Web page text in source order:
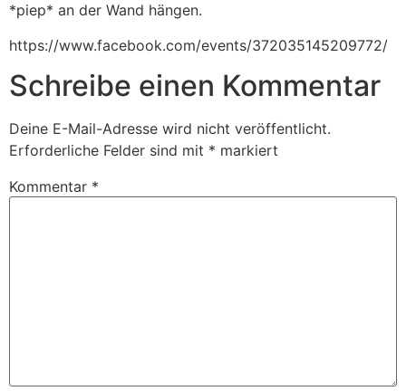
*piep* an der Wand hängen.
https://www.facebook.com/events/372035145209772/
Schreibe einen Kommentar
Deine E-Mail-Adresse wird nicht veröffentlicht.
Erforderliche Felder sind mit * markiert
Kommentar *